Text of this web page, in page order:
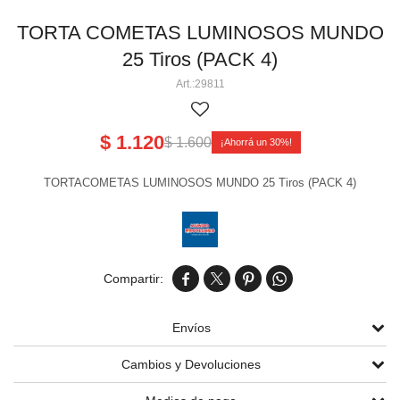
TORTA COMETAS LUMINOSOS MUNDO
25 Tiros (PACK 4)
29811
$ 1.120$ 1.600 30
TORTACOMETAS LUMINOSOS MUNDO 25 Tiros (PACK 4)
   
Envíos
Cambios y Devoluciones
Perlas aéreas
Volcanes chicos 3' 4' 5
Volcanes medianos 6' 8' 9' 11'
Cañas pequeñas
Cañas medianas y grandes
Tortas chicas
Cartuchos de humo